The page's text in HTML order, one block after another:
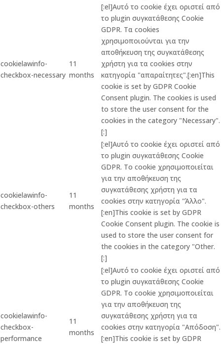
cookielawinfo-
checkbox-necessary
11
months
[:el]Αυτό το cookie έχει οριστεί από
το plugin συγκατάθεσης Cookie
GDPR. Τα cookies
χρησιμοποιούνται για την
αποθήκευση της συγκατάθεσης
χρήστη για τα cookies στην
κατηγορία "απαραίτητες".[:en]This
cookie is set by GDPR Cookie
Consent plugin. The cookies is used
to store the user consent for the
cookies in the category "Necessary".
[:]
cookielawinfo-
checkbox-others
11
months
[:el]Αυτό το cookie έχει οριστεί από
το plugin συγκατάθεσης Cookie
GDPR. Το cookie χρησιμοποιείται
για την αποθήκευση της
συγκατάθεσης χρήστη για τα
cookies στην κατηγορία "Άλλο".
[:en]This cookie is set by GDPR
Cookie Consent plugin. The cookie is
used to store the user consent for
the cookies in the category "Other.
[:]
cookielawinfo-
checkbox-
performance
11
months
[:el]Αυτό το cookie έχει οριστεί από
το plugin συγκατάθεσης Cookie
GDPR. Το cookie χρησιμοποιείται
για την αποθήκευση της
συγκατάθεσης χρήστη για τα
cookies στην κατηγορία "Απόδοση".
[:en]This cookie is set by GDPR